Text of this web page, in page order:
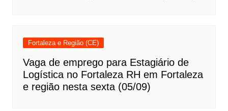
Fortaleza e Região (CE)
Vaga de emprego para Estagiário de
Logística no Fortaleza RH em Fortaleza
e região nesta sexta (05/09)